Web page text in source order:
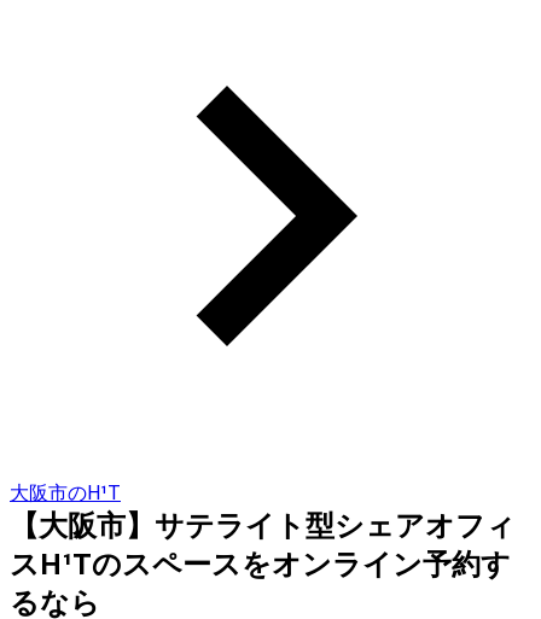
大阪市のH¹T
【大阪市】サテライト型シェアオフィ
スH¹Tのスペースをオンライン予約す
るなら